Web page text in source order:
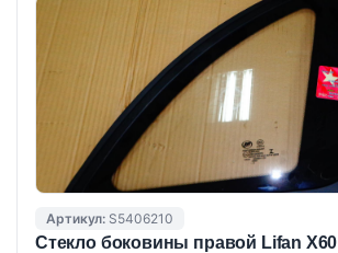
Артикул: S5406210
Стекло боковины правой Lifan X60